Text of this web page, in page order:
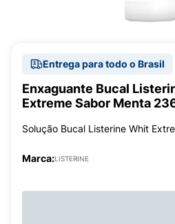
Entrega para todo o Brasil
Enxaguante Bucal
Extreme Sabor Menta
Solução Bucal Listerine Whit
Marca:LISTERINE